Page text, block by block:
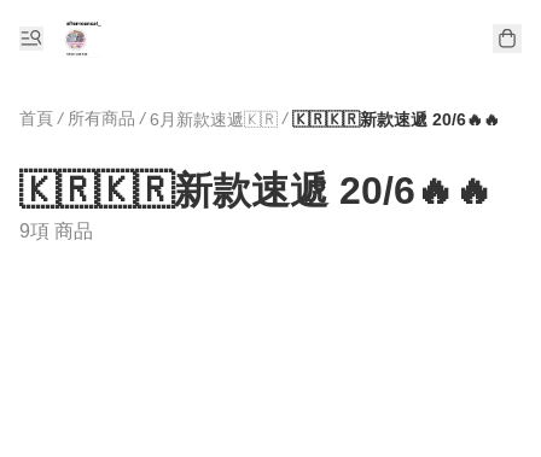
首頁 / 所有商品 / 6月新款速遞🇰🇷 / 🇰🇷🇰🇷新款速遞 20/6🔥🔥
🇰🇷🇰🇷新款速遞 20/6🔥🔥
9項 商品